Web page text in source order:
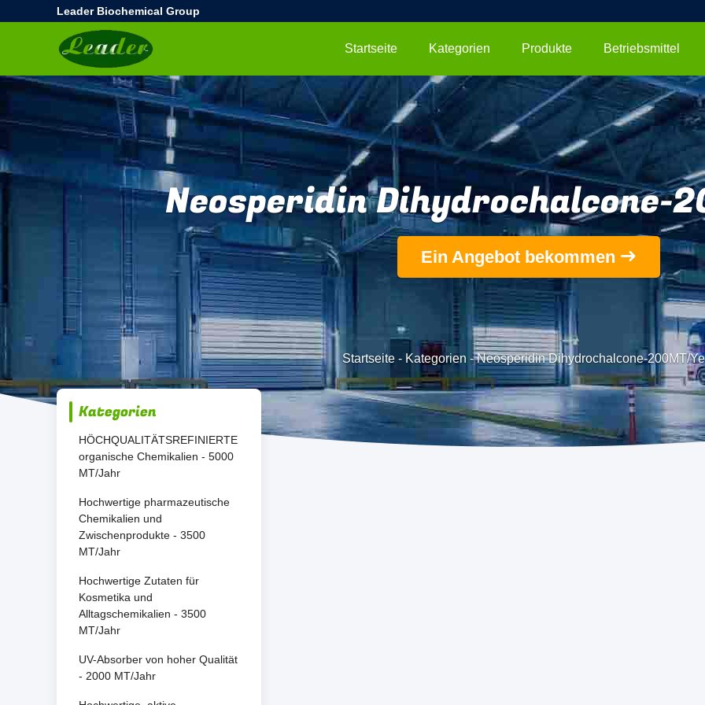
Leader Biochemical Group
Startseite Kategorien Produkte Betriebsmittel
Neosperidin Dihydrochalcone-
Ein Angebot bekommen
Startseite- Kategorien -Neosperidin Dihydrochalcone-200MT/
Kategorien
HÖCHQUALITÄTSREFINIERTE
organische Chemikalien - 5000
MT/Jahr
Hochwertige pharmazeutische
Chemikalien und
Zwischenprodukte - 3500
MT/Jahr
Hochwertige Zutaten für
Kosmetika und
Alltagschemikalien - 3500
MT/Jahr
UV-Absorber von hoher Qualität
- 2000 MT/Jahr